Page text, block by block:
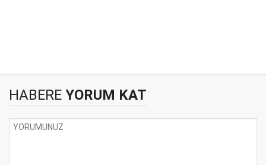
HABERE YORUM KAT